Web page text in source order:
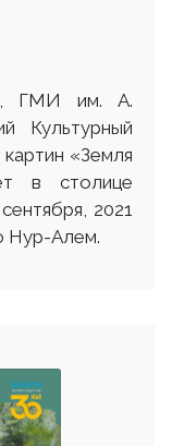
ГМИ им. А.
Культурный
«Земля
в столице
2021
Нур-Алем.